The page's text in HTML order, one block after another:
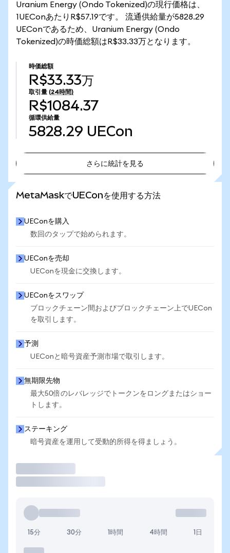
Uranium Energy (Ondo Tokenized)の現行価格は、
1UEConあたりR$57.19です。 流通供給量が5828.29
UEConであるため、Uranium Energy (Ondo
Tokenized)の時価総額はR$33.33万となります。
時価総額
R$33.33万
取引量 (24時間)
R$1084.37
循環供給量
5828.29 UECon
さらに統計を見る
MetaMaskでUEConを使用する方法
UEConを購入
数回のタップで始められます。
UEConを売却
UEConを現金に交換します。
UEConをスワップ
ブロックチェーン間およびブロックチェーン上でUECon
を取引します。
予測
UEConと暗号資産予測市場で取引します。
無期限先物
最大50倍のレバレッジでトークンをロングまたはショー
トします。
ステーキング
暗号資産を運用して受動的所得を得ましょう。
15分 30分 1時間 4時間 1日